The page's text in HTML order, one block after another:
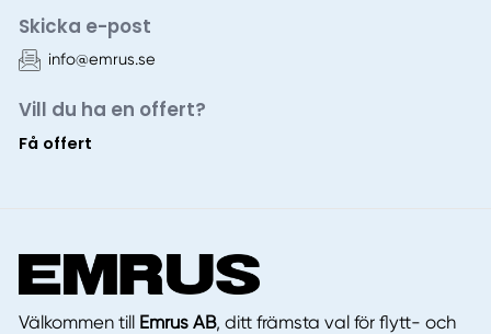
Skicka e-post
info@emrus.se
Vill du ha en offert?
Få offert
Välkommen till Emrus AB, ditt främsta val för flytt- och